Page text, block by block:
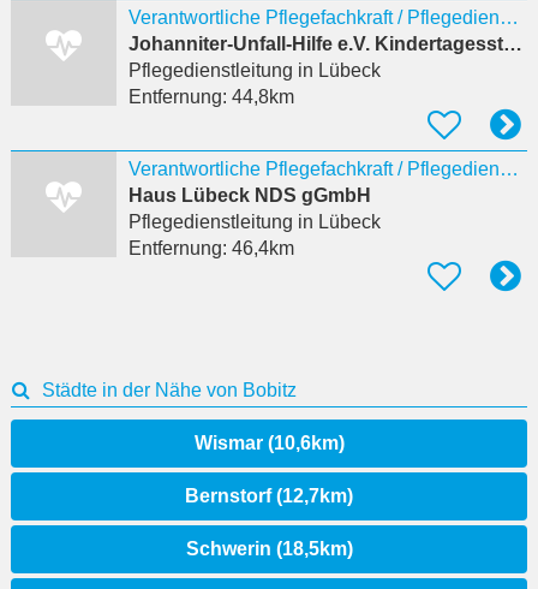
Verantwortliche Pflegefachkraft / Pflegedienstleitung (m/w/d) in der Tagespflege
Johanniter-Unfall-Hilfe e.V. Kindertagesstätte Spatzennest
Pflegedienstleitung in Lübeck
Entfernung: 44,8km
Verantwortliche Pflegefachkraft / Pflegedienstleitung (m/w/d) in der Tagespflege
Haus Lübeck NDS gGmbH
Pflegedienstleitung in Lübeck
Entfernung: 46,4km
Städte in der Nähe von Bobitz
Wismar (10,6km)
Bernstorf (12,7km)
Schwerin (18,5km)